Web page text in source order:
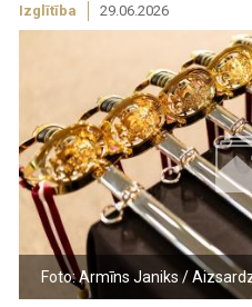
Izglītība 29.06.2026
Foto: Armīns Janiks /